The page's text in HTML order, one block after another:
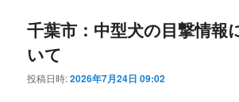
千葉市：中型犬の目撃情報
いて
投稿日時:2026年7月24日 09:02